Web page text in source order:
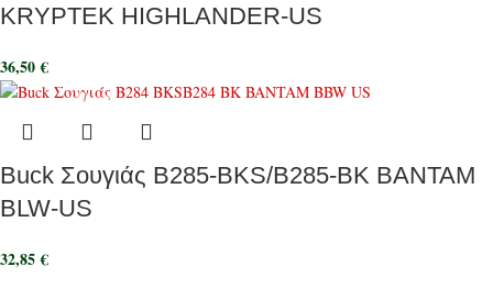
KRYPTEK HIGHLANDER-US
36,50€
Buck Σουγιάς B285-BKS/B285-BK BANTAM
BLW-US
32,85€